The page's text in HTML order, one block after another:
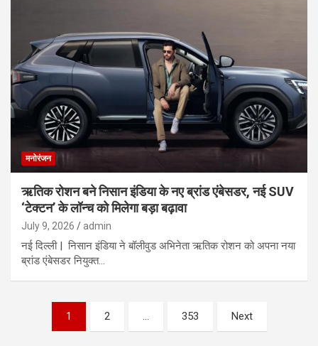
मनोरंजन
ऋतिक रोशन बने निसान इंडिया के नए ब्रांड एंबेसडर, नई SUV
‘टेक्टन’ के लॉन्च को मिलेगा बड़ा बढ़ावा
July 9, 2026 admin
नई दिल्ली | निसान इंडिया ने बॉलीवुड अभिनेता ऋतिक रोशन को अपना नया
ब्रांड एंबेसडर नियुक्त…
pagination
1 2 … 353 Next